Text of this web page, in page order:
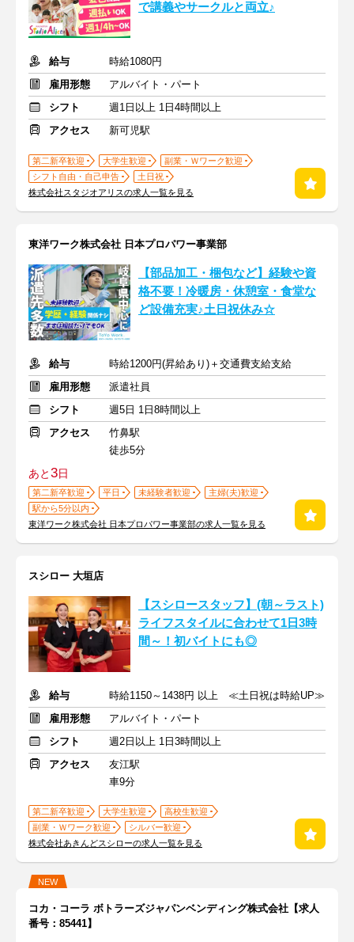
で講義やサークルと両立♪
給与
時給1080円
雇用形態
アルバイト・パート
シフト
週1日以上 1日4時間以上
アクセス
新可児駅
第二新卒歓迎 大学生歓迎
副業・Ｗワーク歓迎
シフト自由・自己申告
土日祝
株式会社スタジオアリスの求人一覧を見る
東洋ワーク株式会社 日本プロパワー事業部
【部品加工・梱包など】経験や資
格不要！冷暖房・休憩室・食堂な
ど設備充実♪土日祝休み☆
給与
時給1200円(昇給あり)＋交通費支給支給
雇用形態
派遣社員
シフト
週5日 1日8時間以上
アクセス
竹鼻駅
徒歩5分
あと3日
第二新卒歓迎 平日 未経験者歓迎
主婦(夫)歓迎
駅から5分以内
東洋ワーク株式会社 日本プロパワー事業部の求人一覧を見る
スシロー 大垣店
【スシロースタッフ】(朝～ラスト)
ライフスタイルに合わせて1日3時
間～！初バイトにも◎
給与
時給1150～1438円 以上 ≪土日祝は時給UP≫
雇用形態
アルバイト・パート
シフト
週2日以上 1日3時間以上
アクセス
友江駅
車9分
第二新卒歓迎 大学生歓迎
高校生歓迎
副業・Ｗワーク歓迎
シルバー歓迎
株式会社あきんどスシローの求人一覧を見る
NEW
コカ・コーラ ボトラーズジャパンベンディング株式会社【求人
番号：85441】